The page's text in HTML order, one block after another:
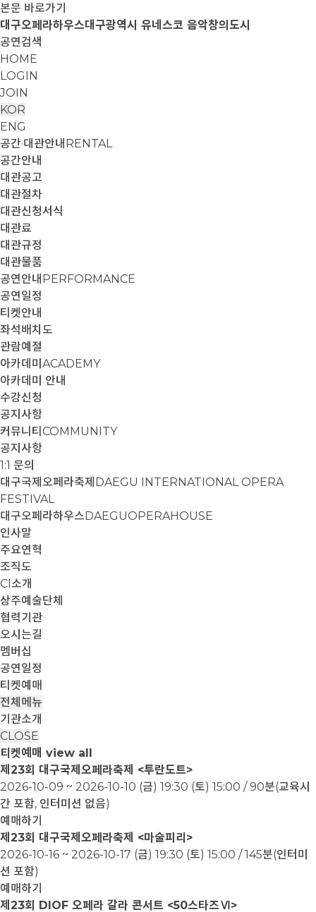
본문 바로가기
대구오페라하우스대구광역시 유네스코 음악창의도시
공연검색
HOME
LOGIN
JOIN
KOR
ENG
공간·대관안내 RENTAL
공간안내
대관공고
대관절차
대관신청서식
대관료
대관규정
대관물품
공연안내 PERFORMANCE
공연일정
티켓안내
좌석배치도
관람예절
아카데미 ACADEMY
아카데미 안내
수강신청
공지사항
커뮤니티 COMMUNITY
공지사항
1:1 문의
대구국제오페라축제 DAEGU INTERNATIONAL OPERA
FESTIVAL
대구오페라하우스DAEGUOPERAHOUSE
인사말
주요연혁
조직도
CI소개
상주예술단체
협력기관
오시는길
멤버십
공연일정
티켓예매
전체메뉴
기관소개
CLOSE
티켓예매 view all
제23회 대구국제오페라축제 <투란도트>
2026-10-09 ~ 2026-10-10 (금) 19:30 (토) 15:00 / 90분(교육시
간 포함, 인터미션 없음)
예매하기
제23회 대구국제오페라축제 <마술피리>
2026-10-16 ~ 2026-10-17 (금) 19:30 (토) 15:00 / 145분(인터미
션 포함)
예매하기
제23회 DIOF 오페라 갈라 콘서트 <50스타즈Ⅵ>